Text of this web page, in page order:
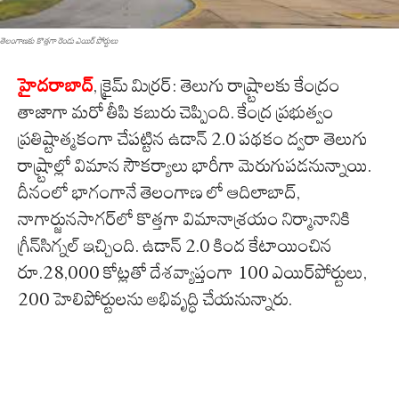
తెలంగాణ‌కు కొత్త‌గా రెండు ఎయిర్ పోర్టులు
హైదరాబాద్, క్రైమ్ మిర్ర‌ర్: తెలుగు రాష్ర్టాల‌కు కేంద్రం
తాజాగా మ‌రో తీపి క‌బురు చెప్పింది. కేంద్ర ప్ర‌భుత్వం
ప్ర‌తిష్టాత్మ‌కంగా చేప‌ట్టిన ఉడాన్ 2.0 ప‌థ‌కం ద్వ‌రా తెలుగు
రాష్ర్టాల్లో విమాన సౌక‌ర్యాలు భారీగా మెరుగుప‌డ‌నున్నాయి.
దీనంలో భాగంగానే తెలంగాణ లో ఆదిలాబాద్‌,
నాగార్జున‌సాగ‌ర్‌లో కొత్త‌గా విమానాశ్ర‌యం నిర్మానానికి
గ్రీన్‌సిగ్న‌ల్ ఇచ్చింది. ఉడాన్ 2.0 కింద కేటాయించిన
రూ.28,000 కోట్లతో దేశవ్యాప్తంగా 100 ఎయిర్‌పోర్టులు,
200 హెలిపోర్టులను అభివృద్ధి చేయనున్నారు.